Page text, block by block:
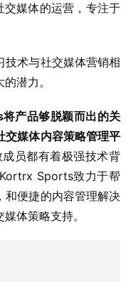
术与社交媒体营销相
的潜力。
产品够脱颖而出的关
交媒体内容策略管理平
员都有着极强技术背
Sports致力于帮
和便捷的内容管理解决
媒体策略支持。